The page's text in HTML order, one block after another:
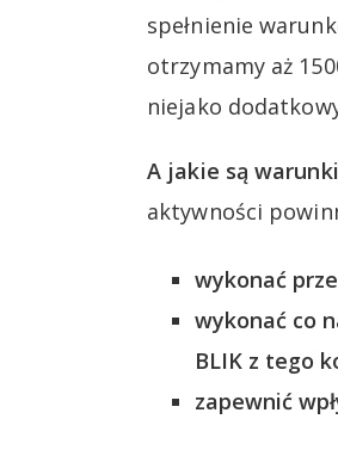
spełnienie
otrzymamy aż
niejako
A jakie są
aktywności
wykonać
wykonać co
BLIK z tego
zapewnić